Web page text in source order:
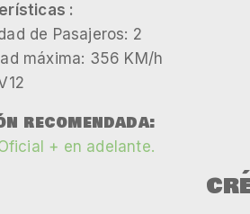
:
de Pasajeros: 2
máxima: 356 KM/h
recomendada:
Oficial + en adelante.